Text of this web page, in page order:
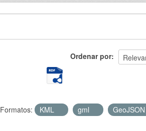
Ordenar por
Formatos: KML gml GeoJSON